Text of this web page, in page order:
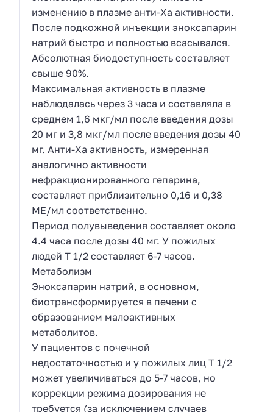
изменению в плазме анти-Ха активности.
После подкожной инъекции эноксапарин
натрий быстро и полностью всасывался.
Абсолютная биодоступность составляет
свыше 90%.
Максимальная активность в плазме
наблюдалась через 3 часа и составляла в
среднем 1,6 мкг/мл после введения дозы
20 мг и 3,8 мкг/мл после введения дозы 40
мг. Анти-Ха активность, измеренная
аналогично активности
нефракционированного гепарина,
составляет приблизительно 0,16 и 0,38
МЕ/мл соответственно.
Период полувыведения составляет около
4.4 часа после дозы 40 мг. У пожилых
людей T 1/2 составляет 6-7 часов.
Метаболизм
Эноксапарин натрий, в основном,
биотрансформируется в печени с
образованием малоактивных
метаболитов.
У пациентов с почечной
недостаточностью и у пожилых лиц Т 1/2
может увеличиваться до 5-7 часов, но
коррекции режима дозирования не
требуется (за исключением случаев